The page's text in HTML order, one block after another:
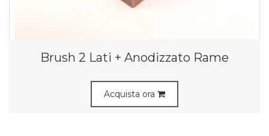
Brush 2 Lati + Anodizzato Rame
Acquista ora